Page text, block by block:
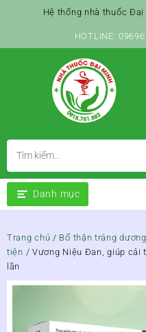
Hệ thống nhà thuốc
HOTLINE:
Danh mục
Trang chủ / Bổ thận tráng
tiện / Vương Niệu Đan, giúp cải
lần